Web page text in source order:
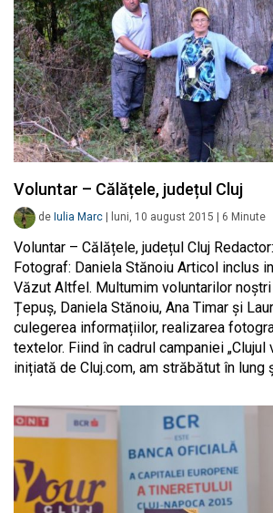
Voluntar – Călățele, județul Cluj
de Iulia Marc luni, 10 august 2015 6 Minute
Voluntar – Călățele, județul Cluj
Fotograf: Daniela Stănoiu Articol inclus
Văzut Altfel. Multumim voluntarilor noștri
Țepuș, Daniela Stănoiu, Ana Timar și
culegerea informațiilor, realizarea
textelor. Fiind în cadrul campaniei „Clujul
inițiată de Cluj.com, am străbătut în lung